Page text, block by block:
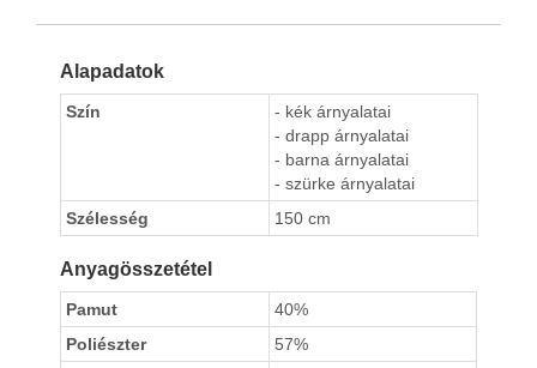
Alapadatok
Szín
- kék árnyalatai
- drapp árnyalatai
- barna árnyalatai
- szürke árnyalatai
Szélesség
150 cm
Anyagösszetétel
Pamut
40%
Poliészter
57%